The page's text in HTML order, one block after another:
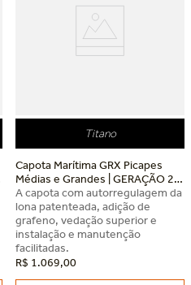
Titano
Capota Marítima GRX Picapes
Médias e Grandes | GERAÇÃO 2
Fiat Titano
A capota com autorregulagem da
lona patenteada, adição de
grafeno, vedação superior e
instalação e manutenção
facilitadas.
R$ 1.069,00